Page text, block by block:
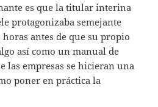
es que la titular interina
protagonizaba semejante
antes de que su propio
así como un manual de
las empresas se hicieran una
poner en práctica la